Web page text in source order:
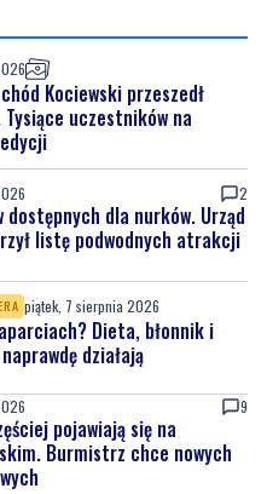
Kociewski przeszedł
Tysiące uczestników na
2
dostępnych dla nurków. Urząd
listę podwodnych atrakcji
piątek, 7 sierpnia 2026
Dieta, błonnik i
działają
9
pojawiają się na
Burmistrz chce nowych